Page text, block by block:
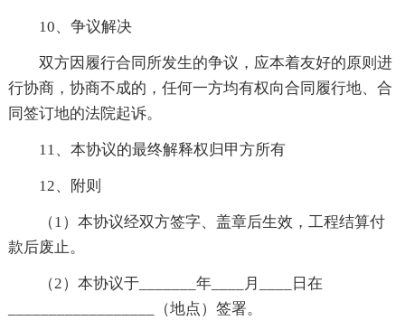
10、争议解决
双方因履行合同所发生的争议，应本着友好的原则进
行协商，协商不成的，任何一方均有权向合同履行地、合
同签订地的法院起诉。
11、本协议的最终解释权归甲方所有
12、附则
（1）本协议经双方签字、盖章后生效，工程结算付
款后废止。
（2）本协议于_______年____月____日在
__________________（地点）签署。